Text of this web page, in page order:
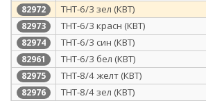
82972 ТНТ-6/3 зел (КВТ)
82973 ТНТ-6/3 красн (КВТ)
82974 ТНТ-6/3 син (КВТ)
82961 ТНТ-6/3 бел (КВТ)
82975 ТНТ-8/4 желт (КВТ)
82976 ТНТ-8/4 зел (КВТ)